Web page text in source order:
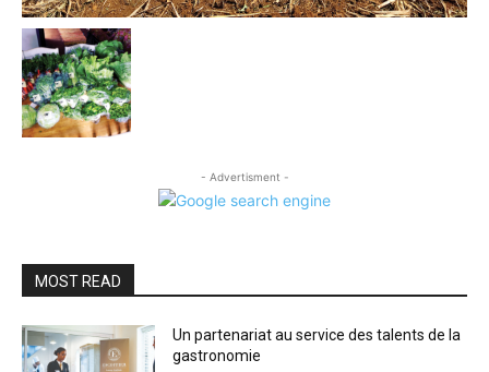
- Advertisment -
MOST READ
Un partenariat au service des talents de la
gastronomie